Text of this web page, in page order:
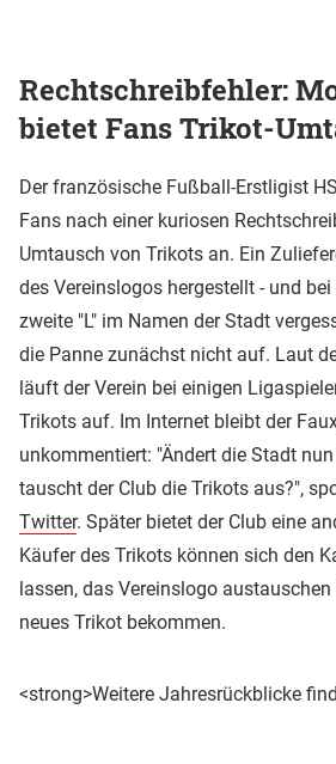
Rechtschreibfehler:
bietet Fans Trikot-
Der französische Fußball-Erstligist
Fans nach einer kuriosen
Umtausch von Trikots an. Ein
des Vereinslogos hergestellt - und
zweite "L" im Namen der Stadt
die Panne zunächst nicht auf. Laut
läuft der Verein bei einigen
Trikots auf. Im Internet bleibt der
unkommentiert: "Ändert die Stadt
tauscht der Club die Trikots aus?",
Twitter. Später bietet der Club eine
Käufer des Trikots können sich den
lassen, das Vereinslogo
neues Trikot bekommen.
<strong>Weitere Jahresrückblicke